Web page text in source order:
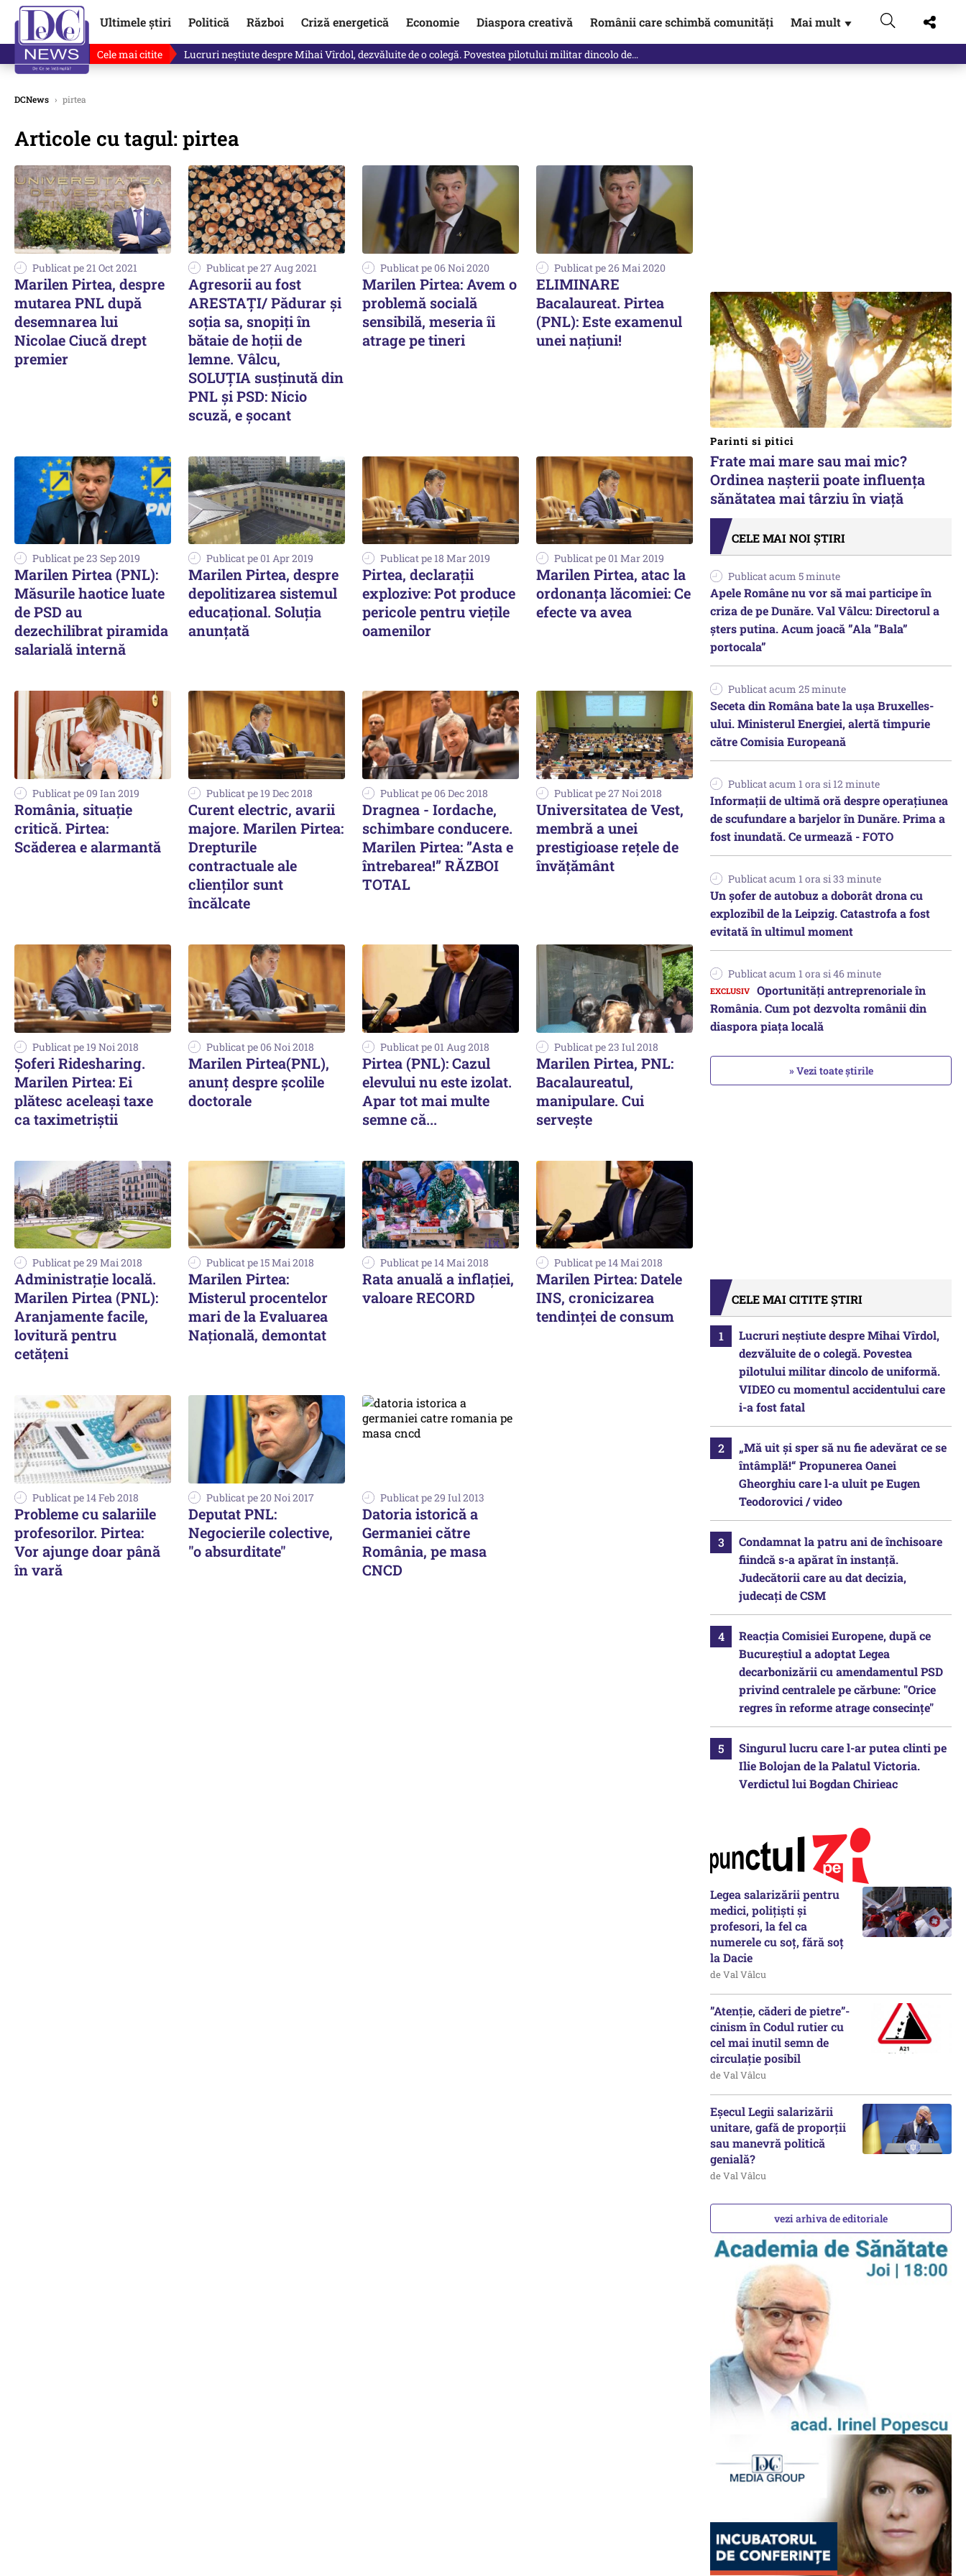
Ultimele știri Politică Război Criză energetică Economie Diaspora creativă Românii care schimbă comunități Mai mult ▼
Cele mai citite Lucruri neștiute despre Mihai Vîrdol, dezvăluite de o colegă. Povestea pilotului militar dincolo de…
DCNews › pirtea
Articole cu tagul: pirtea
Publicat pe 21 Oct 2021
Marilen Pirtea, despre
mutarea PNL după
desemnarea lui
Nicolae Ciucă drept
premier
Publicat pe 27 Aug 2021
Agresorii au fost
ARESTAȚI/ Pădurar și
soția sa, snopiți în
bătaie de hoții de
lemne. Vâlcu,
SOLUȚIA susținută din
PNL și PSD: Nicio
scuză, e șocant
Publicat pe 06 Noi 2020
Marilen Pirtea: Avem o
problemă socială
sensibilă, meseria îi
atrage pe tineri
Publicat pe 26 Mai 2020
ELIMINARE
Bacalaureat. Pirtea
(PNL): Este examenul
unei națiuni!
Publicat pe 23 Sep 2019
Marilen Pirtea (PNL):
Măsurile haotice luate
de PSD au
dezechilibrat piramida
salarială internă
Publicat pe 01 Apr 2019
Marilen Pirtea, despre
depolitizarea sistemul
educațional. Soluția
anunțată
Publicat pe 18 Mar 2019
Pirtea, declarații
explozive: Pot produce
pericole pentru viețile
oamenilor
Publicat pe 01 Mar 2019
Marilen Pirtea, atac la
ordonanța lăcomiei: Ce
efecte va avea
Publicat pe 09 Ian 2019
România, situație
critică. Pirtea:
Scăderea e alarmantă
Publicat pe 19 Dec 2018
Curent electric, avarii
majore. Marilen Pirtea:
Drepturile
contractuale ale
clienților sunt
încălcate
Publicat pe 06 Dec 2018
Dragnea - Iordache,
schimbare conducere.
Marilen Pirtea: ”Asta e
întrebarea!” RĂZBOI
TOTAL
Publicat pe 27 Noi 2018
Universitatea de Vest,
membră a unei
prestigioase rețele de
învățământ
Publicat pe 19 Noi 2018
Șoferi Ridesharing.
Marilen Pirtea: Ei
plătesc aceleași taxe
ca taximetriștii
Publicat pe 06 Noi 2018
Marilen Pirtea(PNL),
anunț despre școlile
doctorale
Publicat pe 01 Aug 2018
Pirtea (PNL): Cazul
elevului nu este izolat.
Apar tot mai multe
semne că...
Publicat pe 23 Iul 2018
Marilen Pirtea, PNL:
Bacalaureatul,
manipulare. Cui
servește
Publicat pe 29 Mai 2018
Administraţie locală.
Marilen Pirtea (PNL):
Aranjamente facile,
lovitură pentru
cetăţeni
Publicat pe 15 Mai 2018
Marilen Pirtea:
Misterul procentelor
mari de la Evaluarea
Națională, demontat
Publicat pe 14 Mai 2018
Rata anuală a inflaţiei,
valoare RECORD
Publicat pe 14 Mai 2018
Marilen Pirtea: Datele
INS, cronicizarea
tendinţei de consum
Publicat pe 14 Feb 2018
Probleme cu salariile
profesorilor. Pirtea:
Vor ajunge doar până
în vară
Publicat pe 20 Noi 2017
Deputat PNL:
Negocierile colective,
"o absurditate"
Publicat pe 29 Iul 2013
Datoria istorică a
Germaniei către
România, pe masa
CNCD
Parinti si pitici
Frate mai mare sau mai mic?
Ordinea nașterii poate influența
sănătatea mai târziu în viață
CELE MAI NOI ȘTIRI
Publicat acum 5 minute
Apele Române nu vor să mai participe în
criza de pe Dunăre. Val Vâlcu: Directorul a
șters putina. Acum joacă ”Ala ”Bala”
portocala”
Publicat acum 25 minute
Seceta din Româna bate la ușa Bruxelles-
ului. Ministerul Energiei, alertă timpurie
către Comisia Europeană
Publicat acum 1 ora si 12 minute
Informații de ultimă oră despre operațiunea
de scufundare a barjelor în Dunăre. Prima a
fost inundată. Ce urmează - FOTO
Publicat acum 1 ora si 33 minute
Un șofer de autobuz a doborât drona cu
explozibil de la Leipzig. Catastrofa a fost
evitată în ultimul moment
Publicat acum 1 ora si 46 minute
Oportunități antreprenoriale în
România. Cum pot dezvolta românii din
diaspora piața locală
» Vezi toate știrile
CELE MAI CITITE ȘTIRI
Lucruri neștiute despre Mihai Vîrdol,
dezvăluite de o colegă. Povestea
pilotului militar dincolo de uniformă.
VIDEO cu momentul accidentului care
i-a fost fatal
„Mă uit și sper să nu fie adevărat ce se
întâmplă!“ Propunerea Oanei
Gheorghiu care l-a uluit pe Eugen
Teodorovici / video
Condamnat la patru ani de închisoare
fiindcă s-a apărat în instanță.
Judecătorii care au dat decizia,
judecați de CSM
Reacția Comisiei Europene, după ce
Bucureștiul a adoptat Legea
decarbonizării cu amendamentul PSD
privind centralele pe cărbune: "Orice
regres în reforme atrage consecințe"
Singurul lucru care l-ar putea clinti pe
Ilie Bolojan de la Palatul Victoria.
Verdictul lui Bogdan Chirieac
Legea salarizării pentru
medici, polițiști și
profesori, la fel ca
numerele cu soț, fără soț
la Dacie
de Val Vâlcu
”Atenție, căderi de pietre”-
cinism în Codul rutier cu
cel mai inutil semn de
circulație posibil
de Val Vâlcu
Eșecul Legii salarizării
unitare, gafă de proporții
sau manevră politică
genială?
de Val Vâlcu
vezi arhiva de editoriale